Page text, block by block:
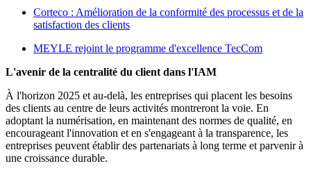
Corteco : Amélioration de la conformité des processus et de la
satisfaction des clients
MEYLE rejoint le programme d'excellence TecCom
L'avenir de la centralité du client dans l'IAM
À l'horizon 2025 et au-delà, les entreprises qui placent les besoins
des clients au centre de leurs activités montreront la voie. En
adoptant la numérisation, en maintenant des normes de qualité, en
encourageant l'innovation et en s'engageant à la transparence, les
entreprises peuvent établir des partenariats à long terme et parvenir à
une croissance durable.